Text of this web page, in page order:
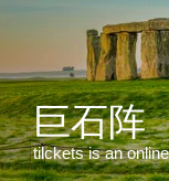
巨石阵
tilckets is an